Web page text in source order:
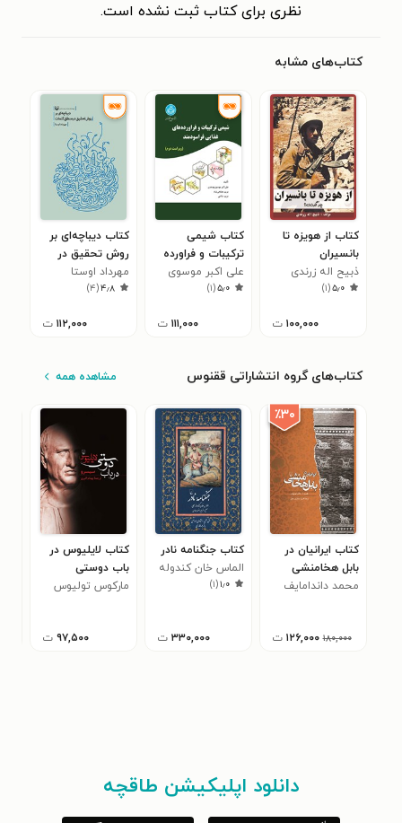
نظری برای کتاب ثبت نشده است.
کتاب‌های مشابه
کتاب از هویزه تا
بانسیران
ذبیح اله زرندی
۵٫۰(۱)
۱۰۰,۰۰۰ ت
کتاب شیمی
ترکیبات و فراورده
های غذایی
فراسودمند
علی اکبر موسوی
موحدی
۵٫۰(۱)
۱۱۱,۰۰۰ ت
کتاب دیباچه‌ای بر
روش تحقیق در
منطق کلمات
مهرداد اوستا
۴٫۸(۴)
۱۱۲,۰۰۰ ت
کتاب‌های گروه انتشاراتی ققنوس مشاهده همه
٪۳۰
کتاب ایرانیان در
بابل هخامنشی
محمد داندامایف
۱۸۰,۰۰۰ ۱۲۶,۰۰۰ ت
کتاب جنگنامه نادر
الماس خان کندوله
ای ۱٫۰(۱)
۳۳۰,۰۰۰ ت
کتاب لایلیوس در
باب دوستی
مارکوس تولیوس
۹۷,۵۰۰ ت
دانلود اپلیکیشن طاقچه